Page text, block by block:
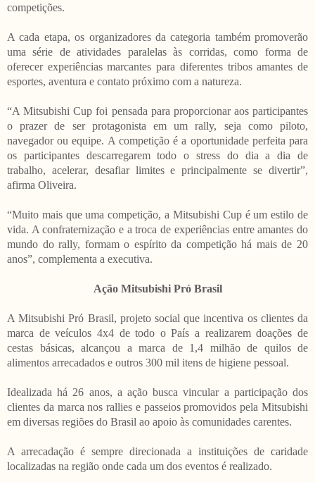
competições.
A cada etapa, os organizadores da categoria também promoverão
uma série de atividades paralelas às corridas, como forma de
oferecer experiências marcantes para diferentes tribos amantes de
esportes, aventura e contato próximo com a natureza.
“A Mitsubishi Cup foi pensada para proporcionar aos participantes
o prazer de ser protagonista em um rally, seja como piloto,
navegador ou equipe. A competição é a oportunidade perfeita para
os participantes descarregarem todo o stress do dia a dia de
trabalho, acelerar, desafiar limites e principalmente se divertir”,
afirma Oliveira.
“Muito mais que uma competição, a Mitsubishi Cup é um estilo de
vida. A confraternização e a troca de experiências entre amantes do
mundo do rally, formam o espírito da competição há mais de 20
anos”, complementa a executiva.
Ação Mitsubishi Pró Brasil
A Mitsubishi Pró Brasil, projeto social que incentiva os clientes da
marca de veículos 4x4 de todo o País a realizarem doações de
cestas básicas, alcançou a marca de 1,4 milhão de quilos de
alimentos arrecadados e outros 300 mil itens de higiene pessoal.
Idealizada há 26 anos, a ação busca vincular a participação dos
clientes da marca nos rallies e passeios promovidos pela Mitsubishi
em diversas regiões do Brasil ao apoio às comunidades carentes.
A arrecadação é sempre direcionada a instituições de caridade
localizadas na região onde cada um dos eventos é realizado.